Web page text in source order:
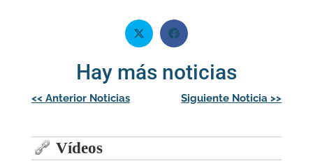
Hay más noticias
Navegación
de
<< Anterior Noticias Siguiente Noticia >>
Vídeos